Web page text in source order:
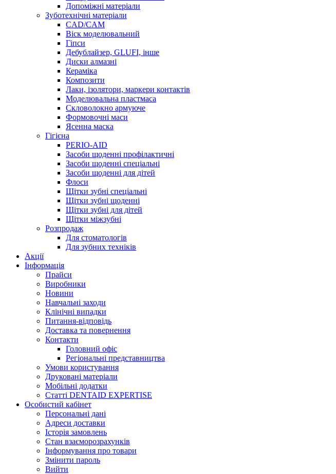
Допоміжні матеріали
Зуботехнічні матеріали
CAD/CAM
Віск моделювальний
Гіпси
Дебублайзер, GLUFI, інше
Диски алмазні
Кераміка
Композити
Лаки, ізолятори, маркери контактів
Моделювальна пластмаса
Скловолокно армуюче
Формовочні маси
Ясенна маска
Гігієна
PERIO-AID
Засоби щоденні профілактичні
Засоби щоденні спеціальні
Засоби щоденні для дітей
Флоси
Щітки зубні спеціальні
Щітки зубні щоденні
Щітки зубні для дітей
Щітки міжзубні
Розпродаж
Для стоматологів
Для зубних техніків
Акції
Інформація
Прайси
Виробники
Новини
Навчальні заходи
Клінічні випадки
Питання-відповідь
Доставка та повернення
Контакти
Головний офіс
Регіональні представництва
Умови користування
Друковані матеріали
Мобільні додатки
Статті DENTAID EXPERTISE
Особистий кабінет
Персональні дані
Адреси доставки
Історія замовлень
Стан взаєморозрахунків
Інформування про товари
Змінити пароль
Вийти